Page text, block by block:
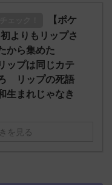
【ポケ
よりもリップさ
から集めた
ップは同じカテ
リップの死語
生まれじゃなき
を見る